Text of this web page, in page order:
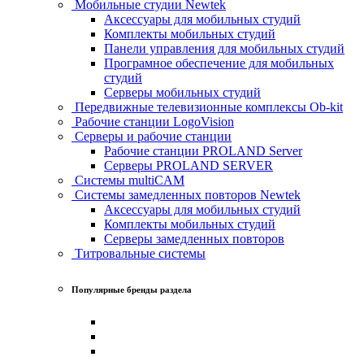
Мобильные студии Newtek
Аксессуары для мобильных студий
Комплекты мобильных студий
Панели управления для мобильных студий
Програмное обеспечение для мобильных
студий
Серверы мобильных студий
Передвижные телевизионные комплексы Ob-kit
Рабочие станции LogoVision
Серверы и рабочие станции
Рабочие станции PROLAND Server
Серверы PROLAND SERVER
Системы multiCAM
Системы замедленных повторов Newtek
Аксессуары для мобильных студий
Комплекты мобильных студий
Серверы замедленных повторов
Титровальные системы
Популярные бренды раздела